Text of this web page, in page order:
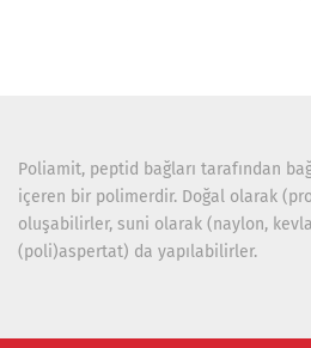
Poliamit, peptid bağları tarafından
içeren bir polimerdir. Doğal olarak
oluşabilirler, suni olarak (naylon,
(poli)aspertat) da yapılabilirler.